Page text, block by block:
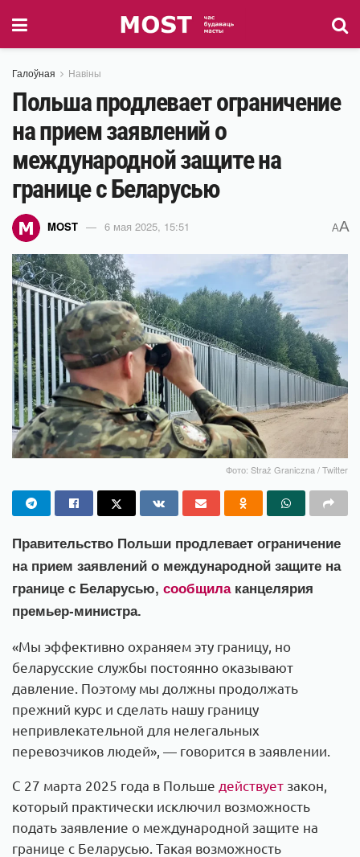
Галоўная Навіны
Польша продлевает ограничение
на прием заявлений о
международной защите на
границе с Беларусью
MOST 6 мая 2025, 15:51 AA
Фото: Straż Graniczna / Twitter
Правительство Польши продлевает ограничение
на прием заявлений о международной защите на
границе с Беларусью, сообщилаканцелярия
премьер-министра.
«Мы эффективно охраняем эту границу, но
беларусские службы постоянно оказывают
давление. Поэтому мы должны продолжать
прежний курс и сделать нашу границу
непривлекательной для нелегальных
перевозчиков людей», — говорится в заявлении.
С 27 марта 2025 года в Польше действует закон,
который практически исключил возможность
подать заявление о международной защите на
границе с Беларусью. Такая возможность